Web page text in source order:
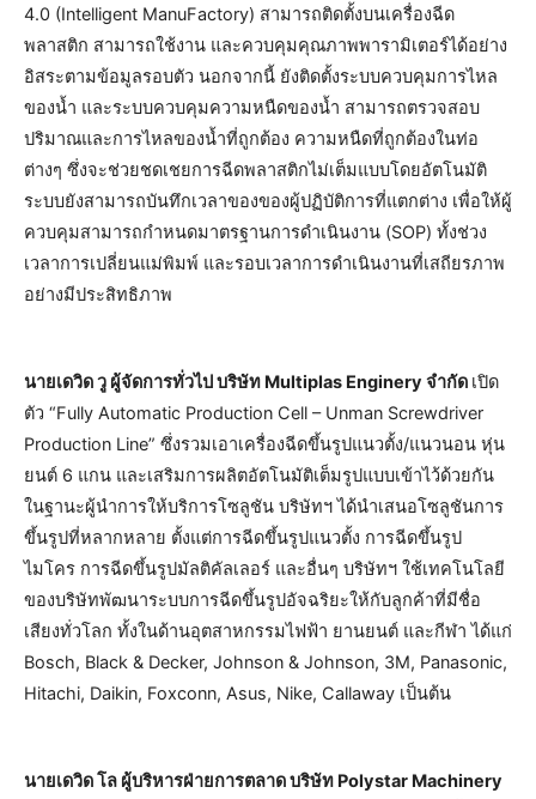
4.0 (Intelligent ManuFactory) สามารถติดตั้งบนเครื่องฉีด
พลาสติก สามารถใช้งาน และควบคุมคุณภาพพารามิเตอร์ได้อย่าง
อิสระตามข้อมูลรอบตัว นอกจากนี้ ยังติดตั้งระบบควบคุมการไหล
ของน้ำ และระบบควบคุมความหนืดของน้ำ สามารถตรวจสอบ
ปริมาณและการไหลของน้ำที่ถูกต้อง ความหนืดที่ถูกต้องในท่อ
ต่างๆ ซึ่งจะช่วยชดเชยการฉีดพลาสติกไม่เต็มแบบโดยอัตโนมัติ
ระบบยังสามารถบันทึกเวลาของของผู้ปฏิบัติการที่แตกต่าง เพื่อให้ผู้
ควบคุมสามารถกำหนดมาตรฐานการดำเนินงาน (SOP) ทั้งช่วง
เวลาการเปลี่ยนแม่พิมพ์ และรอบเวลาการดำเนินงานที่เสถียรภาพ
อย่างมีประสิทธิภาพ
นายเดวิด วู ผู้จัดการทั่วไป บริษัท Multiplas Enginery จำกัด เปิด
ตัว “Fully Automatic Production Cell – Unman Screwdriver
Production Line” ซึ่งรวมเอาเครื่องฉีดขึ้นรูปแนวตั้ง/แนวนอน หุ่น
ยนต์ 6 แกน และเสริมการผลิตอัตโนมัติเต็มรูปแบบเข้าไว้ด้วยกัน
ในฐานะผู้นำการให้บริการโซลูชัน บริษัทฯ ได้นำเสนอโซลูชันการ
ขึ้นรูปที่หลากหลาย ตั้งแต่การฉีดขึ้นรูปแนวตั้ง การฉีดขึ้นรูป
ไมโคร การฉีดขึ้นรูปมัลติคัลเลอร์ และอื่นๆ บริษัทฯ ใช้เทคโนโลยี
ของบริษัทพัฒนาระบบการฉีดขึ้นรูปอัจฉริยะให้กับลูกค้าที่มีชื่อ
เสียงทั่วโลก ทั้งในด้านอุตสาหกรรมไฟฟ้า ยานยนต์ และกีฬา ได้แก่
Bosch, Black & Decker, Johnson & Johnson, 3M, Panasonic,
Hitachi, Daikin, Foxconn, Asus, Nike, Callaway เป็นต้น
นายเดวิด โล ผู้บริหารฝ่ายการตลาด บริษัท Polystar Machinery